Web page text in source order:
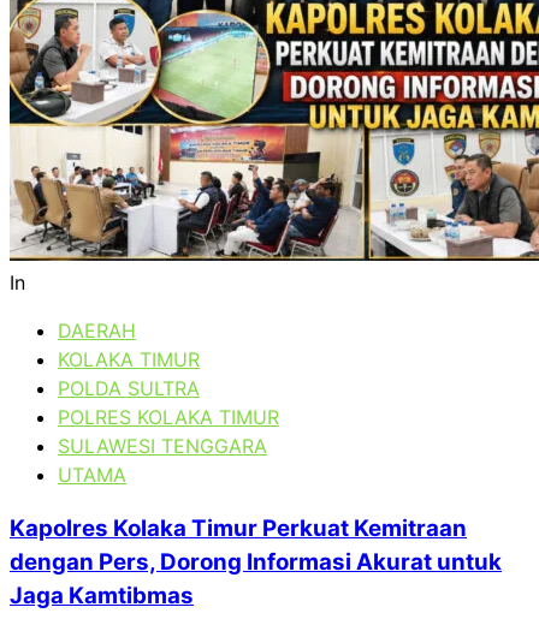
In
DAERAH
KOLAKA TIMUR
POLDA SULTRA
POLRES KOLAKA TIMUR
SULAWESI TENGGARA
UTAMA
Kapolres Kolaka Timur Perkuat Kemitraan
dengan Pers, Dorong Informasi Akurat untuk
Jaga Kamtibmas